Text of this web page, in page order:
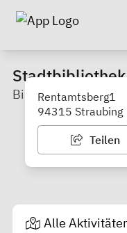
Bibliothek /
Rentamtsberg1
94315 Straubing
Teilen
Alle